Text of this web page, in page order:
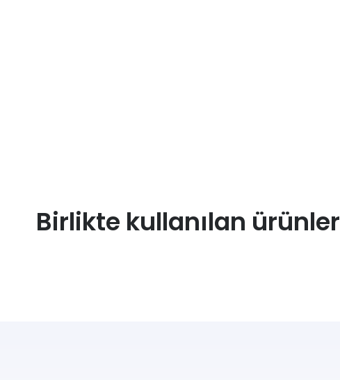
Birlikte kullanılan ürünler